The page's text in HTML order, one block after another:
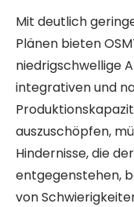
Mit deutlich
Plänen bieten
niedrigschwellige
integrativen und
auszuschöpfen,
Hindernisse, die
entgegenstehen,
von